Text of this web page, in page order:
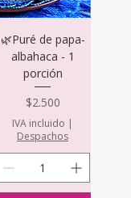
🌿Puré de papa-
albahaca - 1
porción
Precio
$2.500
IVA incluido |
Despachos